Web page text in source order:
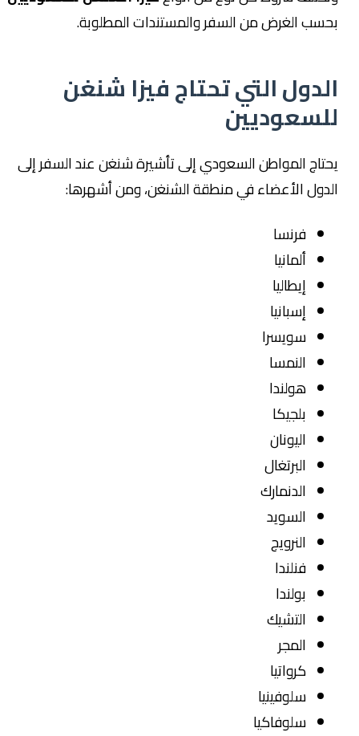
بحسب الغرض من السفر والمستندات المطلوبة.
الدول التي تحتاج فيزا شنغن
للسعوديين
يحتاج المواطن السعودي إلى تأشيرة شنغن عند السفر إلى
الدول الأعضاء في منطقة الشنغن، ومن أشهرها:
فرنسا
ألمانيا
إيطاليا
إسبانيا
سويسرا
النمسا
هولندا
بلجيكا
اليونان
البرتغال
الدنمارك
السويد
النرويج
فنلندا
بولندا
التشيك
المجر
كرواتيا
سلوفينيا
سلوفاكيا